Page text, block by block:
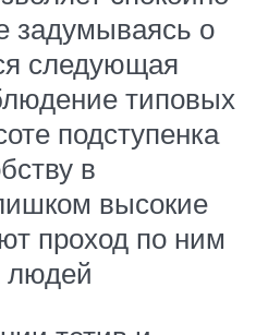
задумываясь о
следующая
типовых
подступенка
в
высокие
проход по ним
людей